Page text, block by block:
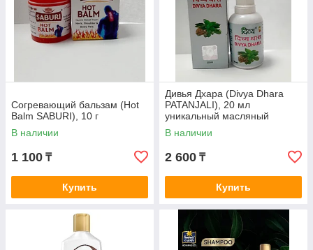
Согревающий бальзам (Hot
Balm SABURI), 10 г
В наличии
1 100 ₸
Купить
Дивья Дхара (Divya Dhara
PATANJALI), 20 мл
уникальный масляный
экстракт
В наличии
2 600 ₸
Купить